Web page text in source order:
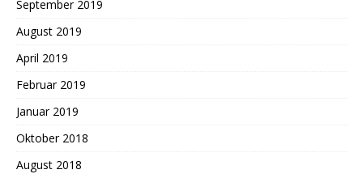
September 2019
August 2019
April 2019
Februar 2019
Januar 2019
Oktober 2018
August 2018